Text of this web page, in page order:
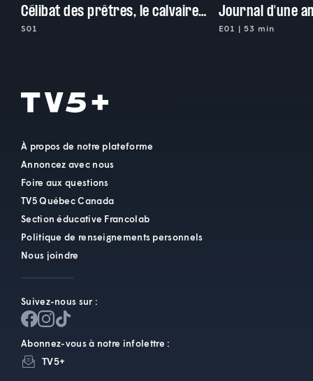
Célibat des prêtres, le calvaire de l'église
S01
Journal d'une
E01 | 53 min
À propos de notre plateforme
Annoncez avec nous
Foire aux questions
TV5 Québec Canada
Section éducative Francolab
Politique de renseignements personnels
Nous joindre
Suivez-nous sur :
Abonnez-vous à notre infolettre :
TV5+